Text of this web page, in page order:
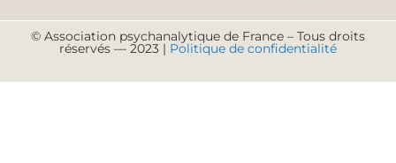
© Association psychanalytique de France – Tous droits
réservés — 2023 | Politique de confidentialité